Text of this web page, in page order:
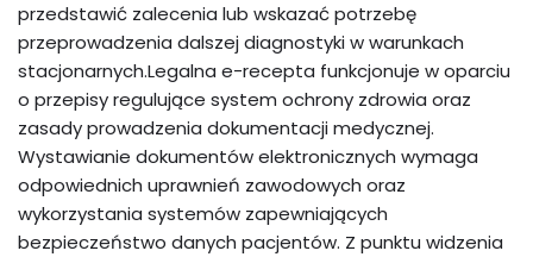
przedstawić zalecenia lub wskazać potrzebę
przeprowadzenia dalszej diagnostyki w warunkach
stacjonarnych.Legalna e-recepta funkcjonuje w oparciu
o przepisy regulujące system ochrony zdrowia oraz
zasady prowadzenia dokumentacji medycznej.
Wystawianie dokumentów elektronicznych wymaga
odpowiednich uprawnień zawodowych oraz
wykorzystania systemów zapewniających
bezpieczeństwo danych pacjentów. Z punktu widzenia